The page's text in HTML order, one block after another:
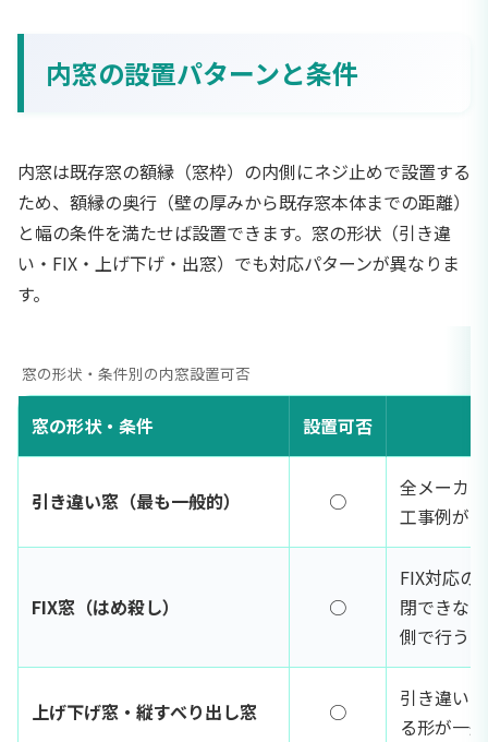
内窓の設置パターンと条件
内窓は既存窓の額縁（窓枠）の内側にネジ止めで設置する
ため、額縁の奥行（壁の厚みから既存窓本体までの距離）
と幅の条件を満たせば設置できます。窓の形状（引き違
い・FIX・上げ下げ・出窓）でも対応パターンが異なりま
す。
窓の形状・条件別の内窓設置可否
窓の形状・条件 設置可否
引き違い窓（最も一般的） ○
全メーカ
工事例が
FIX窓（はめ殺し） ○
FIX対応の
閉できな
側で行う
上げ下げ窓・縦すべり出し窓 ○
引き違い
る形が一